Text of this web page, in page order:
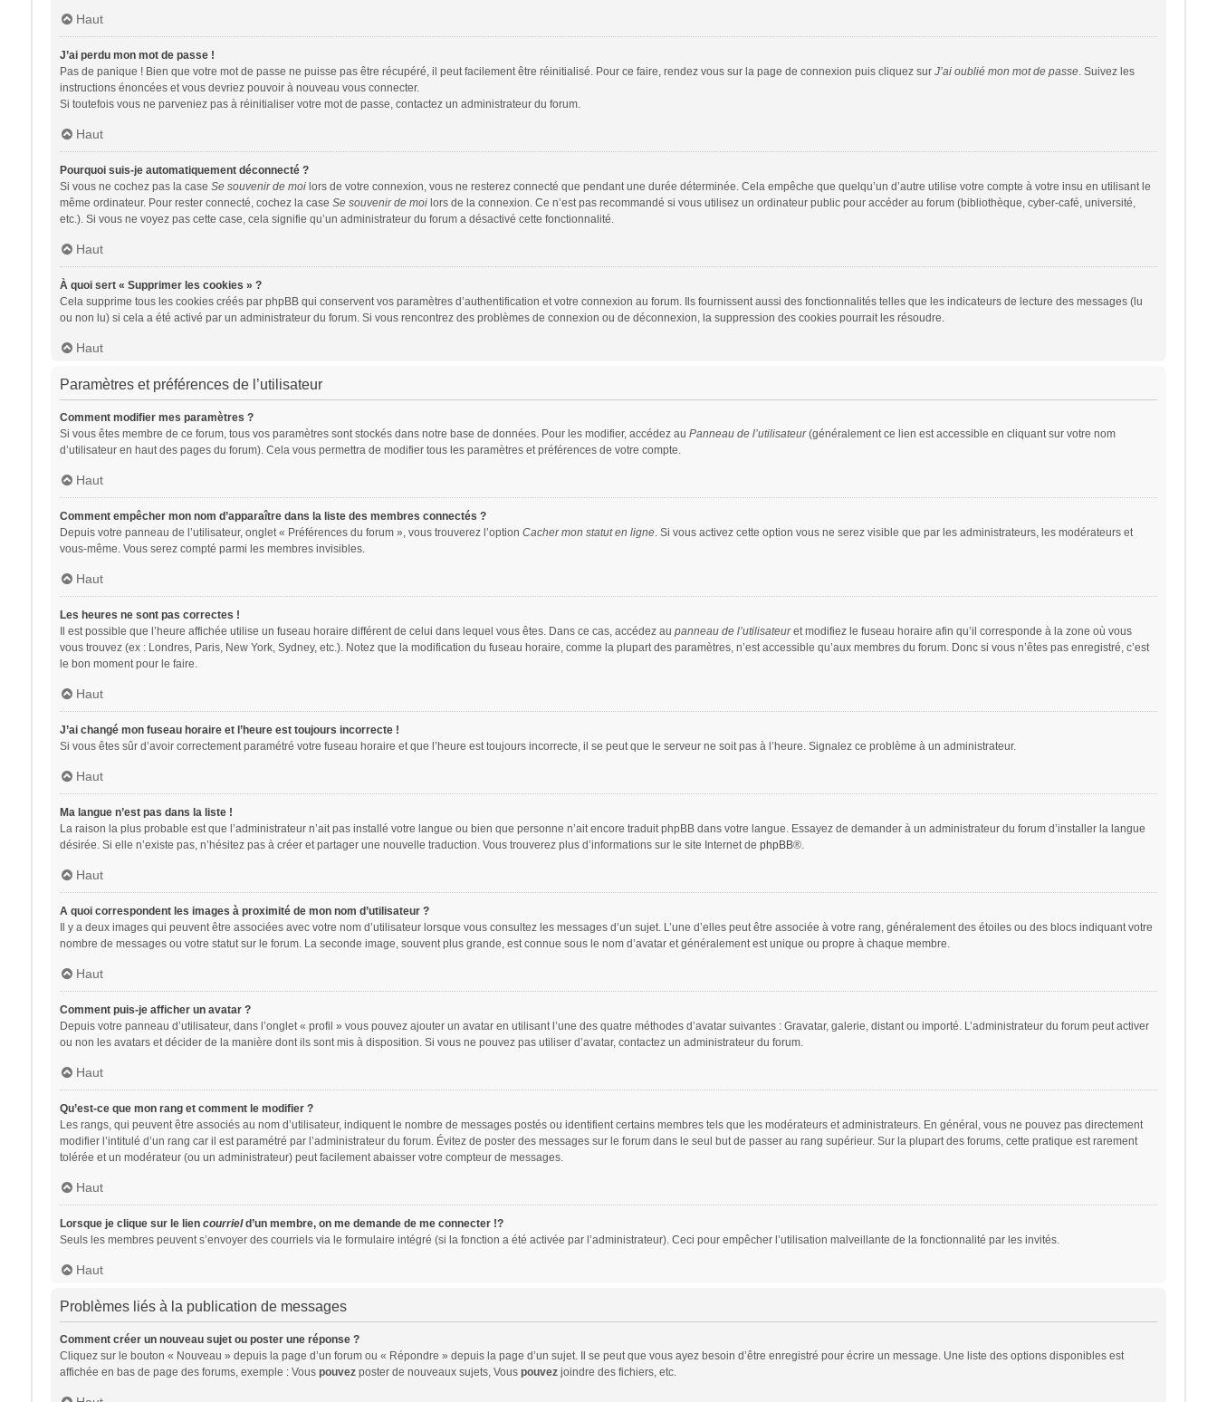
Haut
J’ai perdu mon mot de passe !
Pas de panique ! Bien que votre mot de passe ne puisse pas être récupéré, il peut facilement être réinitialisé. Pour ce faire, rendez vous sur la page de connexion puis cliquez sur J’ai oublié mon mot de passe. Suivez les
instructions énoncées et vous devriez pouvoir à nouveau vous connecter.
Si toutefois vous ne parveniez pas à réinitialiser votre mot de passe, contactez un administrateur du forum.
Haut
Pourquoi suis-je automatiquement déconnecté ?
Si vous ne cochez pas la case Se souvenir de moilors de votre connexion, vous ne resterez connecté que pendant une durée déterminée. Cela empêche que quelqu’un d’autre utilise votre compte à votre insu en utilisant le
même ordinateur. Pour rester connecté, cochez la case Se souvenir de moilors de la connexion. Ce n’est pas recommandé si vous utilisez un ordinateur public pour accéder au forum (bibliothèque, cyber-café, université,
etc.). Si vous ne voyez pas cette case, cela signifie qu’un administrateur du forum a désactivé cette fonctionnalité.
Haut
À quoi sert « Supprimer les cookies » ?
Cela supprime tous les cookies créés par phpBB qui conservent vos paramètres d’authentification et votre connexion au forum. Ils fournissent aussi des fonctionnalités telles que les indicateurs de lecture des messages (lu
ou non lu) si cela a été activé par un administrateur du forum. Si vous rencontrez des problèmes de connexion ou de déconnexion, la suppression des cookies pourrait les résoudre.
Haut
Paramètres et préférences de l’utilisateur
Comment modifier mes paramètres ?
Si vous êtes membre de ce forum, tous vos paramètres sont stockés dans notre base de données. Pour les modifier, accédez au Panneau de l’utilisateur(généralement ce lien est accessible en cliquant sur votre nom
d’utilisateur en haut des pages du forum). Cela vous permettra de modifier tous les paramètres et préférences de votre compte.
Haut
Comment empêcher mon nom d’apparaître dans la liste des membres connectés ?
Depuis votre panneau de l’utilisateur, onglet « Préférences du forum », vous trouverez l’option Cacher mon statut en ligne. Si vous activez cette option vous ne serez visible que par les administrateurs, les modérateurs et
vous-même. Vous serez compté parmi les membres invisibles.
Haut
Les heures ne sont pas correctes !
Il est possible que l’heure affichée utilise un fuseau horaire différent de celui dans lequel vous êtes. Dans ce cas, accédez au panneau de l’utilisateuret modifiez le fuseau horaire afin qu’il corresponde à la zone où vous
vous trouvez (ex : Londres, Paris, New York, Sydney, etc.). Notez que la modification du fuseau horaire, comme la plupart des paramètres, n’est accessible qu’aux membres du forum. Donc si vous n’êtes pas enregistré, c’est
le bon moment pour le faire.
Haut
J’ai changé mon fuseau horaire et l’heure est toujours incorrecte !
Si vous êtes sûr d’avoir correctement paramétré votre fuseau horaire et que l’heure est toujours incorrecte, il se peut que le serveur ne soit pas à l’heure. Signalez ce problème à un administrateur.
Haut
Ma langue n’est pas dans la liste !
La raison la plus probable est que l’administrateur n’ait pas installé votre langue ou bien que personne n’ait encore traduit phpBB dans votre langue. Essayez de demander à un administrateur du forum d’installer la langue
désirée. Si elle n’existe pas, n’hésitez pas à créer et partager une nouvelle traduction. Vous trouverez plus d’informations sur le site Internet de phpBB®.
Haut
A quoi correspondent les images à proximité de mon nom d’utilisateur ?
Il y a deux images qui peuvent être associées avec votre nom d’utilisateur lorsque vous consultez les messages d’un sujet. L’une d’elles peut être associée à votre rang, généralement des étoiles ou des blocs indiquant votre
nombre de messages ou votre statut sur le forum. La seconde image, souvent plus grande, est connue sous le nom d’avatar et généralement est unique ou propre à chaque membre.
Haut
Comment puis-je afficher un avatar ?
Depuis votre panneau d’utilisateur, dans l’onglet « profil » vous pouvez ajouter un avatar en utilisant l’une des quatre méthodes d’avatar suivantes : Gravatar, galerie, distant ou importé. L’administrateur du forum peut activer
ou non les avatars et décider de la manière dont ils sont mis à disposition. Si vous ne pouvez pas utiliser d’avatar, contactez un administrateur du forum.
Haut
Qu’est-ce que mon rang et comment le modifier ?
Les rangs, qui peuvent être associés au nom d’utilisateur, indiquent le nombre de messages postés ou identifient certains membres tels que les modérateurs et administrateurs. En général, vous ne pouvez pas directement
modifier l’intitulé d’un rang car il est paramétré par l’administrateur du forum. Évitez de poster des messages sur le forum dans le seul but de passer au rang supérieur. Sur la plupart des forums, cette pratique est rarement
tolérée et un modérateur (ou un administrateur) peut facilement abaisser votre compteur de messages.
Haut
Lorsque je clique sur le lien courrield’un membre, on me demande de me connecter !?
Seuls les membres peuvent s’envoyer des courriels via le formulaire intégré (si la fonction a été activée par l’administrateur). Ceci pour empêcher l’utilisation malveillante de la fonctionnalité par les invités.
Haut
Problèmes liés à la publication de messages
Comment créer un nouveau sujet ou poster une réponse ?
Cliquez sur le bouton « Nouveau » depuis la page d’un forum ou « Répondre » depuis la page d’un sujet. Il se peut que vous ayez besoin d’être enregistré pour écrire un message. Une liste des options disponibles est
affichée en bas de page des forums, exemple : Vous pouvezposter de nouveaux sujets, Vous pouvezjoindre des fichiers, etc.